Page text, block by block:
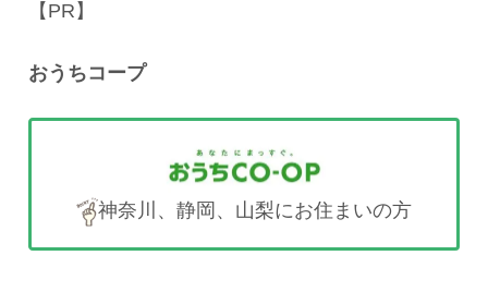
【PR】
おうちコープ
神奈川、静岡、山梨にお住まいの方